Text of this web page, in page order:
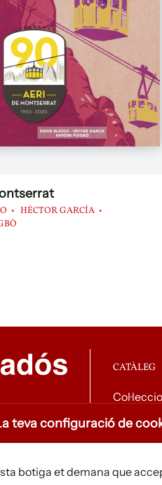
HÉCTOR GARCÍA
CATÀLEG
teva configuració de
botiga et demana que